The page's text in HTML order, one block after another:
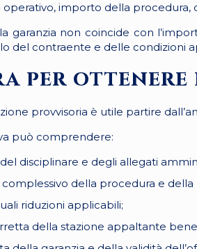
importo della procedura,
garanzia non coincide con
del contraente e delle condizioni
per
provvisoria è utile partire
può comprendere:
disciplinare e degli allegati
della procedura e
riduzioni applicabili;
della stazione appaltante